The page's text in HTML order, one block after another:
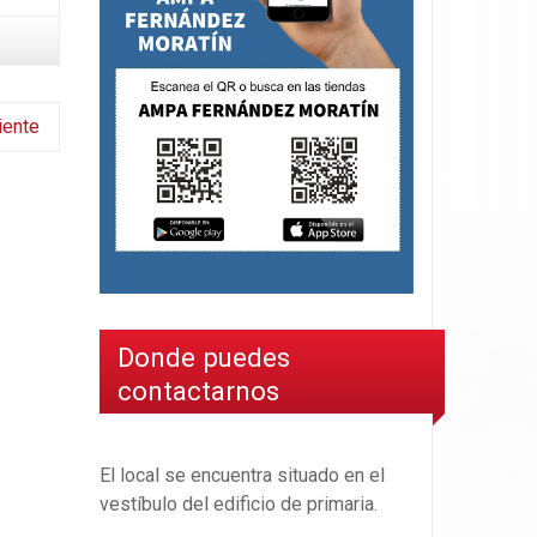
Donde puedes
contactarnos
El local se encuentra situado en el
vestíbulo del edificio de primaria.